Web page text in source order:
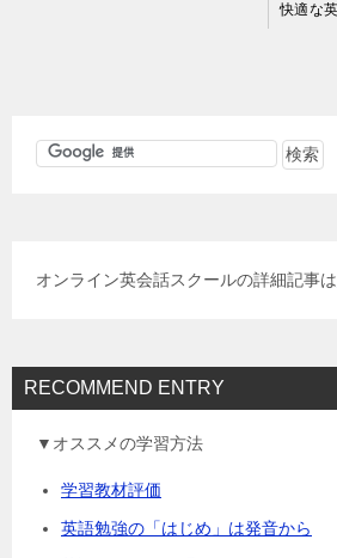
オンライン英会話スクールの詳細記事は
RECOMMEND ENTRY
▼オススメの学習方法
学習教材評価
英語勉強の「はじめ」は発音から